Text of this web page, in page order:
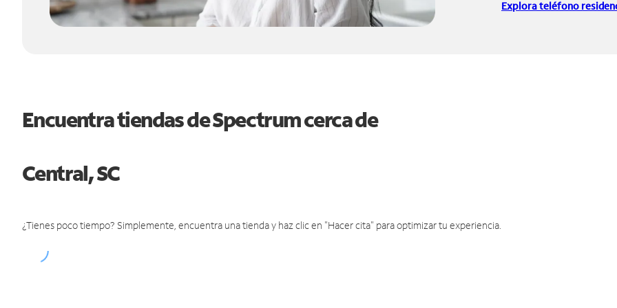
Explora teléfono
Encuentra tiendas de Spectrum cerca de
Central, SC
¿Tienes poco tiempo? Simplemente, encuentra una tienda y haz clic en "Hacer cita" para optimizar tu experiencia.